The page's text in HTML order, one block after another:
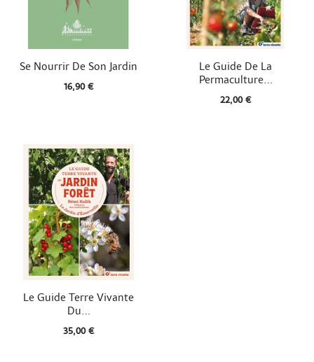
Aperçu rapide
Se Nourrir De Son Jardin
16,90 €
Aperçu rapide
Le Guide De La
Permaculture...
22,00 €
Aperçu rapide
Le Guide Terre Vivante
Du...
35,00 €